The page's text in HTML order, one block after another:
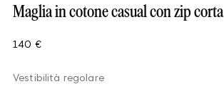
Maglia in cotone casual con zip corta
140 €
Vestibilità regolare